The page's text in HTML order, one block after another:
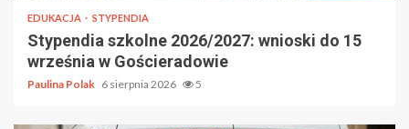
EDUKACJA STYPENDIA
Stypendia szkolne 2026/2027: wnioski do 15
września w Gościeradowie
Paulina Polak 6 sierpnia 2026 5